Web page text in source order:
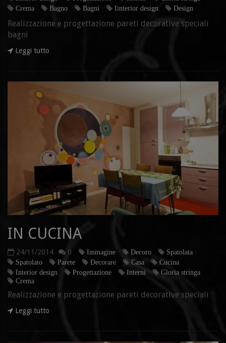
Crema
Bagno Bagni Iinterior design Design
Realizzazione e progettazione pareti decorative speciali
bagni
Leggi tutto
IN CUCINA
24/11/2014 0 Immagine Decoro
Spatolata
Spatolato
Parete Decorare Casa
Cucina
Interior design
Progettazione Interni
Gloria stringa
Crema
Realizzazione e progettazione pareti decorative speciali
Leggi tutto